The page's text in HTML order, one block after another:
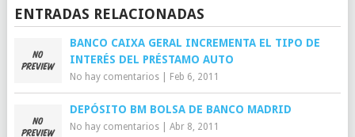
ENTRADAS RELACIONADAS
BANCO CAIXA GERAL INCREMENTA EL TIPO DE
INTERÉS DEL PRÉSTAMO AUTO
No hay comentarios| Feb 6, 2011
DEPÓSITO BM BOLSA DE BANCO MADRID
No hay comentarios| Abr 8, 2011